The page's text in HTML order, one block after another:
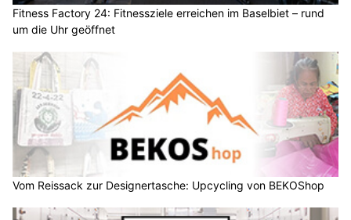
Fitness Factory 24: Fitnessziele erreichen im Baselbiet – rund
um die Uhr geöffnet
Vom Reissack zur Designertasche: Upcycling von BEKOShop